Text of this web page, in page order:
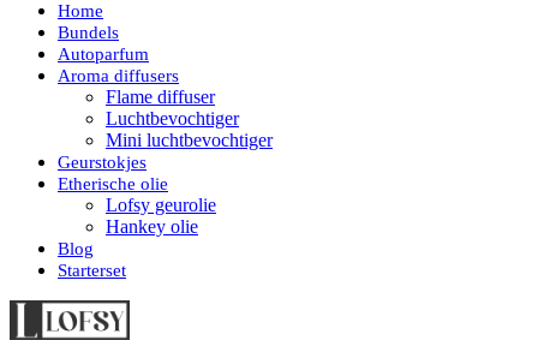
Home
Bundels
Autoparfum
Aroma diffusers
Flame diffuser
Luchtbevochtiger
Mini luchtbevochtiger
Geurstokjes
Etherische olie
Lofsy geurolie
Hankey olie
Blog
Starterset